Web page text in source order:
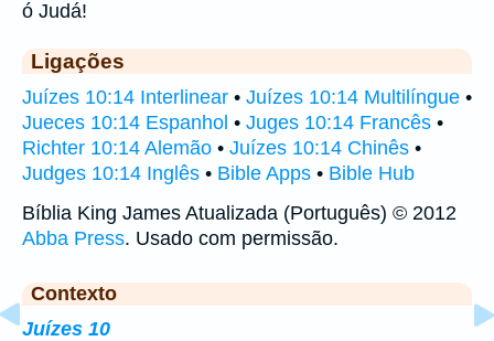
ó Judá!
Ligações
Juízes 10:14 Interlinear • Juízes 10:14 Multilíngue •
Jueces 10:14 Espanhol • Juges 10:14 Francês •
Richter 10:14 Alemão • Juízes 10:14 Chinês •
Judges 10:14 Inglês • Bible Apps • Bible Hub
Bíblia King James Atualizada (Português) © 2012
Abba Press. Usado com permissão.
Contexto
Juízes 10